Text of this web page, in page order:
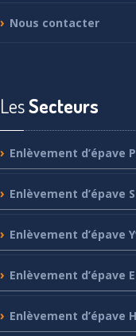
Nous contacter
LesSecteurs
Enlèvement d’épave
Enlèvement d’épave
Enlèvement d’épave
Enlèvement d’épave
Enlèvement d’épave